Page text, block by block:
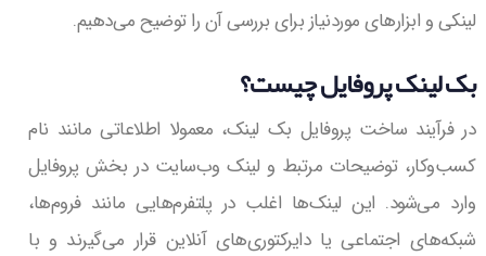
لینکی و ابزارهای موردنیاز برای بررسی آن را توضیح می‌دهیم.
بک لینک پروفایل چیست؟
در فرآیند ساخت پروفایل بک لینک، معمولا اطلاعاتی مانند نام
کسب‌وکار، توضیحات مرتبط و لینک وب‌سایت در بخش پروفایل
وارد می‌شود. این لینک‌ها اغلب در پلتفرم‌هایی مانند فروم‌ها،
شبکه‌های اجتماعی یا دایرکتوری‌های آنلاین قرار می‌گیرند و با